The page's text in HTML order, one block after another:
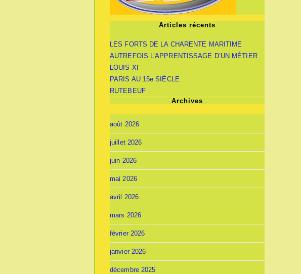
Articles récents
LES FORTS DE LA CHARENTE MARITIME
AUTREFOIS L’APPRENTISSAGE D’UN MÉTIER
LOUIS XI
PARIS AU 15e SIÈCLE
RUTEBEUF
Archives
août 2026
juillet 2026
juin 2026
mai 2026
avril 2026
mars 2026
février 2026
janvier 2026
décembre 2025